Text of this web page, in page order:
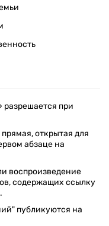
разрешается при
открытая для
абзаце на
воспроизведение
содержащих ссылку
публикуются на